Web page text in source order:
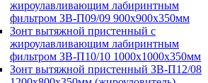
жироулавливающим лабиринтным
фильтром ЗВ-П09/09 900х900х350мм
Зонт вытяжной пристенный с
жироулавливающим лабиринтным
фильтром ЗВ-П10/10 1000х1000х350мм
Зонт вытяжной пристенный ЗВ-П12/08